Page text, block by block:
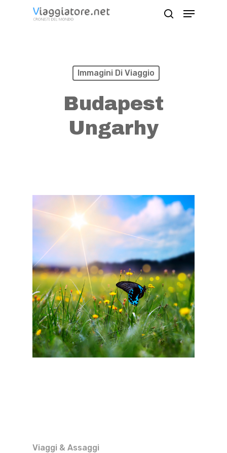
Menu
Immagini Di Viaggio
Budapest
Ungarhy
Viaggi & Assaggi